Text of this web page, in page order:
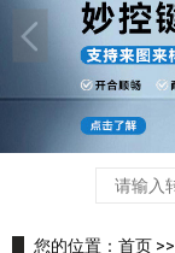
您的位置： 首页 >>